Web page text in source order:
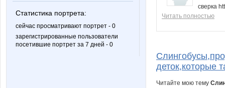
Статистика портрета:
сейчас просматривают портрет - 0
зарегистрированные пользователи
посетившие портрет за 7 дней - 0
сверка
Читать полностью
деток,которые
Читайте мою тему